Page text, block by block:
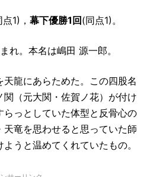
1)， 幕下優勝1回 (同点1)。
れ。本名は嶋田 源一郎。
龍にあらためた。この四股名
（元大関・佐賀ノ花）が付け
っとしていた体型と反骨心の
竜を思わせると思っていた師
うと温めてくれていたもの。